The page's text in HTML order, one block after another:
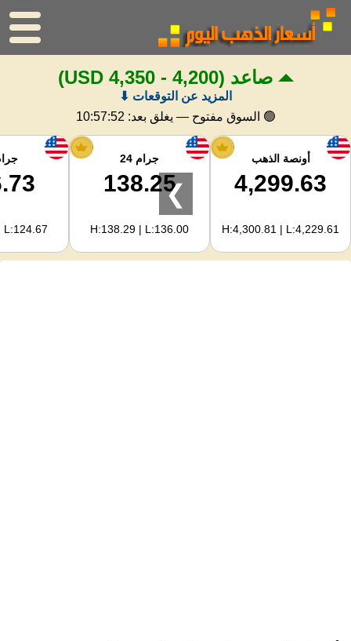
الرئيسية
سعر الذهب
اسعار الفضه
حاسبة الذهب
لمشرفي المواقع
صاعد (4,200 - 4,350 USD)
المزيد عن التوقعات ⬇
🟢 السوق مفتوح — يغلق بعد: 10:57:52
أونصة الذهب
4,299.63
H:4,300.81 | L:4,229.61
جرام 24
138.25
H:138.29 | L:136.00
L:124.67
❯